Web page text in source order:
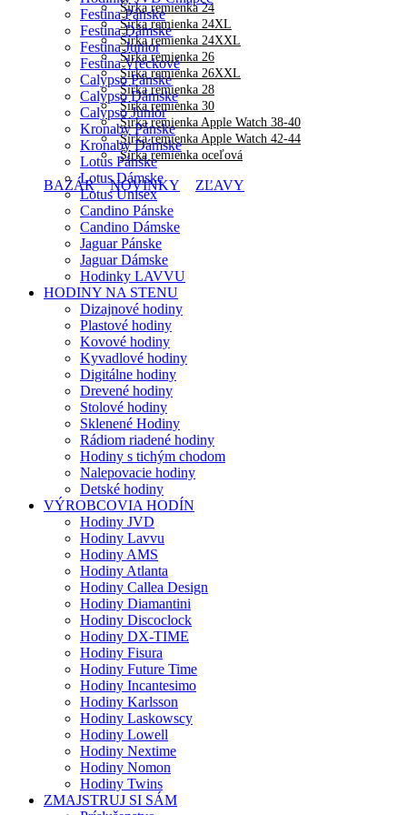
Šírka remienka 24
Šírka remienka 24XL
Šírka remienka 24XXL
Šírka remienka 26
Šírka remienka 26XXL
Šírka remienka 28
Šírka remienka 30
Šírka remienka Apple Watch 38-40
Šírka remienka Apple Watch 42-44
Šírka remienka oceľová
BAZÁR NOVINKY ZĽAVY
Festina Pánske
Festina Dámske
Festina Junior
Festina Vreckové
Calypso Pánske
Calypso Dámske
Calypso Junior
Kronaby Pánske
Kronaby Dámske
Lotus Pánske
Lotus Dámske
Lotus Unisex
Candino Pánske
Candino Dámske
Jaguar Pánske
Jaguar Dámske
Hodinky LAVVU
HODINY NA STENU
Dizajnové hodiny
Plastové hodiny
Kovové hodiny
Kyvadlové hodiny
Digitálne hodiny
Drevené hodiny
Stolové hodiny
Sklenené Hodiny
Rádiom riadené hodiny
Hodiny s tichým chodom
Nalepovacie hodiny
Detské hodiny
VÝROBCOVIA HODÍN
Hodiny JVD
Hodiny Lavvu
Hodiny AMS
Hodiny Atlanta
Hodiny Callea Design
Hodiny Diamantini
Hodiny Discoclock
Hodiny DX-TIME
Hodiny Fisura
Hodiny Future Time
Hodiny Incantesimo
Hodiny Karlsson
Hodiny Laskowscy
Hodiny Lowell
Hodiny Nextime
Hodiny Nomon
Hodiny Twins
ZMAJSTRUJ SI SÁM